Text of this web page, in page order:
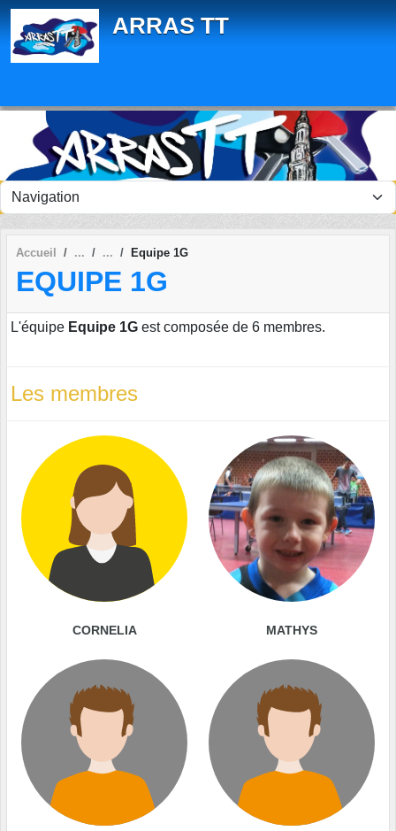
ARRAS TT
Accueil Equipe 1G
EQUIPE 1G
L'équipe Equipe 1G est composée de 6 membres.
Les membres
CORNELIA MATHYS
Panneau de gestion des cookies